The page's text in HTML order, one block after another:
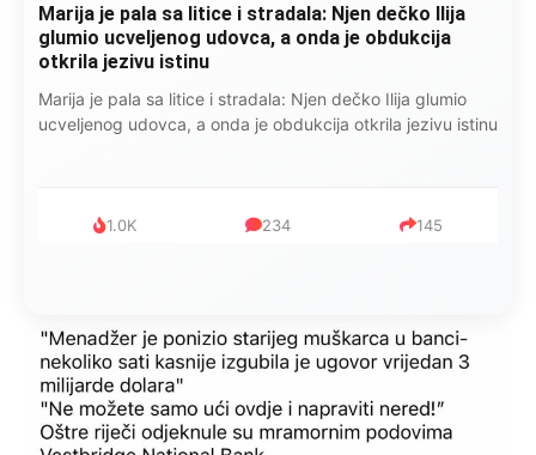
Marija je pala sa litice i stradala: Njen dečko Ilija
glumio ucveljenog udovca, a onda je obdukcija
otkrila jezivu istinu
Marija je pala sa litice i stradala: Njen dečko Ilija glumio
ucveljenog udovca, a onda je obdukcija otkrila jezivu istinu
1.0K 234 145